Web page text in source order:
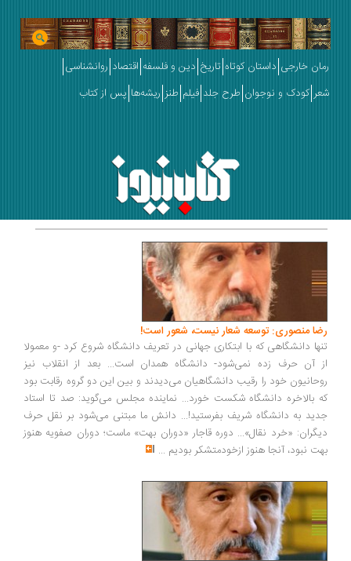
رمان خارجی داستان کوتاه تاریخ دین و فلسفه اقتصاد روانشناسی
شعر کودک و نوجوان طرح جلد فیلم طنز ریشه‌ها پس از کتاب
رضا منصوری: توسعه شعار نیست، شعور است!
تنها دانشگاهی که با ابتکاری جهانی در تعریف دانشگاه شروع کرد -و معمولا
از آن حرف زده نمی‌شود- دانشگاه همدان است... بعد از انقلاب نیز
روحانیون خود را رقیب دانشگاهیان می‌دیدند و بین این دو گروه رقابت بود
که بالاخره دانشگاه شکست خورد... نماینده مجلس می‌گوید: صد تا استاد
جدید به دانشگاه شریف بفرستید!... دانش ما مبتنی می‌شود بر نقل حرف
دیگران: «خرد نقال»... دوره قاجار «دوران بهت» ماست؛ دوران صفویه هنوز
بهت نبود، آنجا هنوز ازخودمتشکر بودیم ...